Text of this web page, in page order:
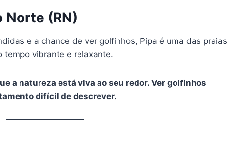
Norte (RN)
e a chance de ver golfinhos, Pipa é uma das praias
tempo vibrante e relaxante.
a natureza está viva ao seu redor. Ver golfinhos
difícil de descrever.